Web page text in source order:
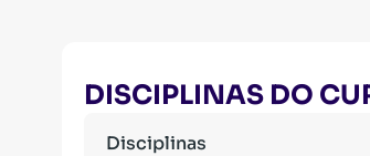
DISCIPLINAS DO
Disciplinas